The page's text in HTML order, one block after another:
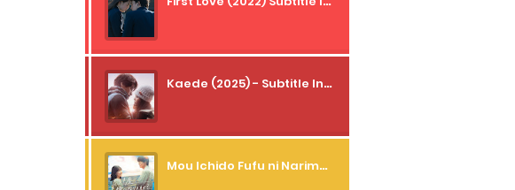
Kaede (2025) - Subtitle Indonesia
Mou Ichido Fufu ni Narimasu ka? (2026) - 01 Subtitle Indonesia